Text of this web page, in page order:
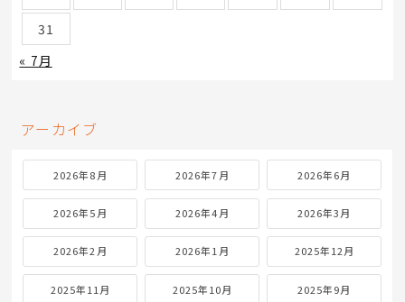
31
« 7月
アーカイブ
2026年8月 2026年7月 2026年6月
2026年5月 2026年4月 2026年3月
2026年2月 2026年1月 2025年12月
2025年11月 2025年10月 2025年9月